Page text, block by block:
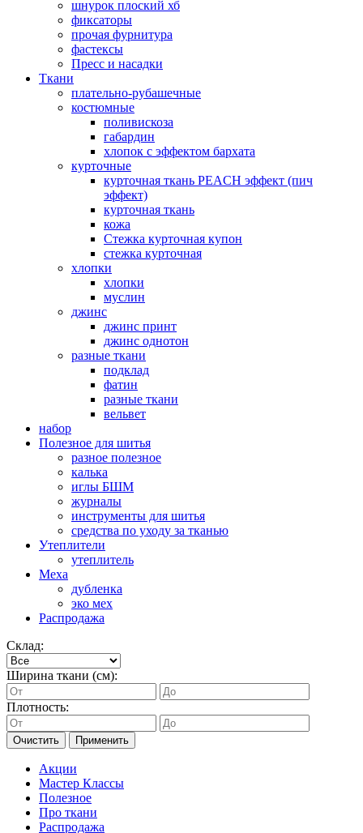
шнурок плоский хб
фиксаторы
прочая фурнитура
фастексы
Пресс и насадки
Ткани
плательно-рубашечные
костюмные
поливискоза
габардин
хлопок с эффектом бархата
курточные
курточная ткань PEACH эффект (пич
эффект)
курточная ткань
кожа
Стежка курточная купон
стежка курточная
хлопки
хлопки
муслин
джинс
джинс принт
джинс однотон
разные ткани
подклад
фатин
разные ткани
вельвет
набор
Полезное для шитья
разное полезное
калька
иглы БШМ
журналы
инструменты для шитья
средства по уходу за тканью
Утеплители
утеплитель
Меха
дубленка
эко мех
Распродажа
Склад:
Ширина ткани (см):
Плотность:
Очистить Применить
Акции
Мастер Классы
Полезное
Про ткани
Распродажа